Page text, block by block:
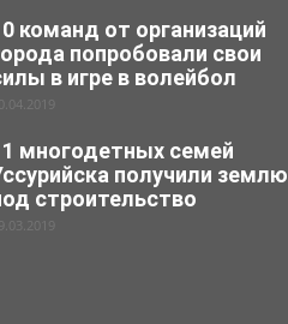
команд от организаций
попробовали свои
в игре в волейбол
многодетных семей
получили землю
строительство
29.03.2019